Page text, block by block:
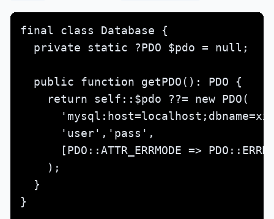
final class Database {
  private static ?PDO $pdo = null;
  public function getPDO(): PDO {
    return self::$pdo ??= new PDO(
      'user','pass',
[PDO::ATTR_ERRMODE =>
    );
  }
}